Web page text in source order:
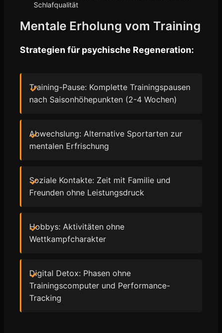
Schlafqualität
Mentale Erholung vom Training
Strategien für psychische Regeneration:
Training-Pause: Komplette Trainingspausen
nach Saisonhöhepunkten (2-4 Wochen)
Abwechslung: Alternative Sportarten zur
mentalen Erfrischung
Soziale Kontakte: Zeit mit Familie und
Freunden ohne Leistungsdruck
Hobbys: Aktivitäten ohne
Wettkampfcharakter
Digital Detox: Phasen ohne
Trainingscomputer und Performance-
Tracking